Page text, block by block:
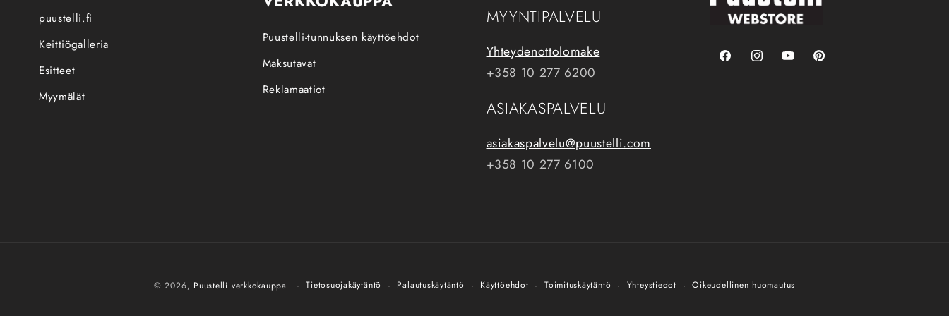
puustelli.fi
Keittiögalleria
Esitteet
Myymälät
Puustelli-tunnuksen käyttöehdot
Maksutavat
Reklamaatiot
MYYNTIPALVELU
Yhteydenottolomake
+358 10 277 6200
ASIAKASPALVELU
asiakaspalvelu@puustelli.com
+358 10 277 6100
FacebookInstagramYouTubePinterest
© 2026, Puustelli verkkokauppa Tietosuojakäytäntö Palautuskäytäntö Käyttöehdot Toimituskäytäntö Yhteystiedot Oikeudellinen huomautus